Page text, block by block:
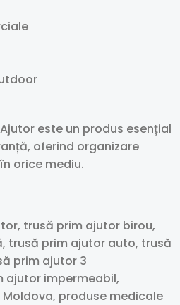
este un produs esențial
oferind organizare
orice mediu.
trusă prim ajutor birou,
trusă prim ajutor auto, trusă
prim ajutor 3
ajutor impermeabil,
produse medicale